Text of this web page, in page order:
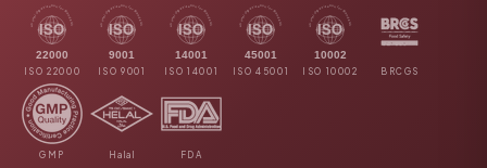
ISO 22000 ISO 9001 ISO 14001 ISO 45001 ISO 10002 BRCGS
GMP Halal FDA